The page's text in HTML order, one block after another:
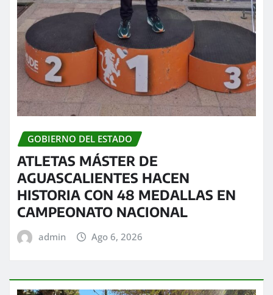
GOBIERNO DEL ESTADO
ATLETAS MÁSTER DE
AGUASCALIENTES HACEN
HISTORIA CON 48 MEDALLAS EN
CAMPEONATO NACIONAL
admin Ago 6, 2026